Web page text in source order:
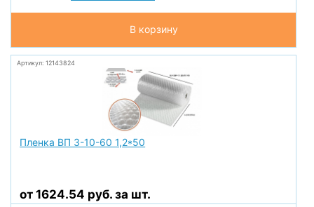
В корзину
Артикул: 12143824
Пленка ВП 3-10-60 1,2*50
от 1624.54 руб. за шт.